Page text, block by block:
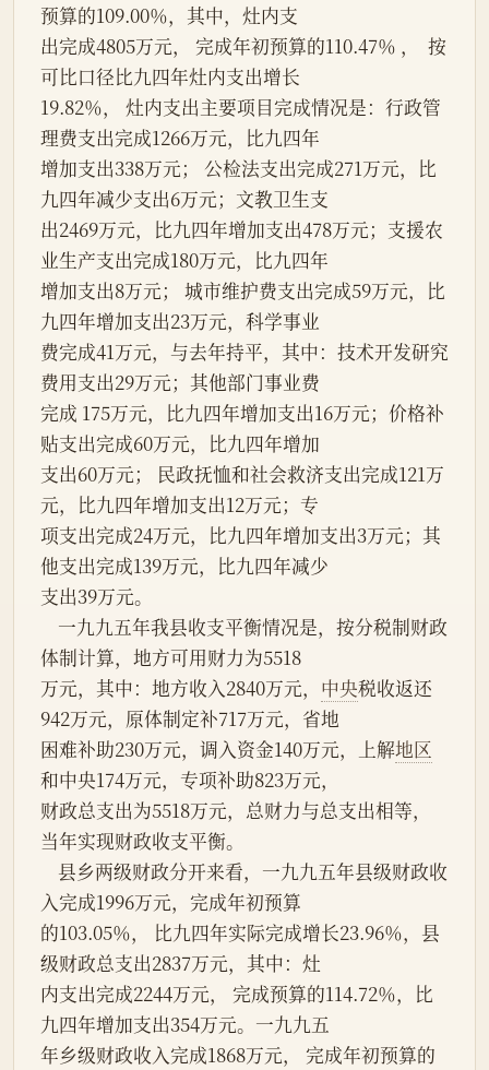
预算的109.00％，其中，灶内支
出完成4805万元， 完成年初预算的110.47％ ，  按
可比口径比九四年灶内支出增长
19.82％， 灶内支出主要项目完成情况是：行政管
理费支出完成1266万元，比九四年
增加支出338万元； 公检法支出完成271万元，比
九四年减少支出6万元；文教卫生支
出2469万元，比九四年增加支出478万元；支援农
业生产支出完成180万元，比九四年
增加支出8万元； 城市维护费支出完成59万元，比
九四年增加支出23万元，科学事业
费完成41万元，与去年持平，其中：技术开发研究
费用支出29万元；其他部门事业费
完成 175万元，比九四年增加支出16万元；价格补
贴支出完成60万元，比九四年增加
支出60万元； 民政抚恤和社会救济支出完成121万
元，比九四年增加支出12万元；专
项支出完成24万元，比九四年增加支出3万元；其
他支出完成139万元，比九四年减少
支出39万元。
体制计算，地方可用财力为5518
万元，其中：地方收入2840万元， 中央税收返还
942万元，原体制定补717万元，省地
困难补助230万元，调入资金140万元，上解地区
和中央174万元，专项补助823万元，
财政总支出为5518万元，总财力与总支出相等，
当年实现财政收支平衡。
入完成1996万元，完成年初预算
的103.05％， 比九四年实际完成增长23.96％，县
级财政总支出2837万元，其中：灶
内支出完成2244万元， 完成预算的114.72％，比
九四年增加支出354万元。一九九五
年乡级财政收入完成1868万元， 完成年初预算的